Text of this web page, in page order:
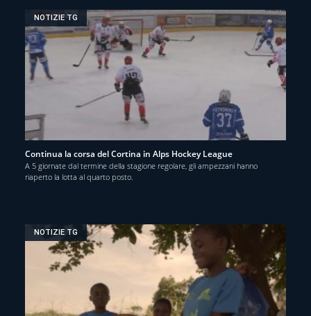
NOTIZIE TG
Continua la corsa del Cortina in Alps Hockey League
A 5 giornate dal termine della stagione regolare, gli ampezzani hanno
riaperto la lotta al quarto posto.
NOTIZIE TG